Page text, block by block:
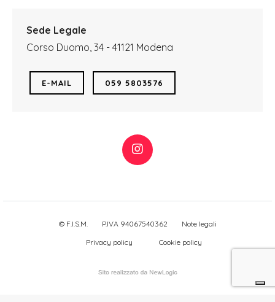
Sede Legale
Corso Duomo, 34 - 41121 Modena
E-MAIL 059 5803576
© F.I.S.M. P.IVA 94067540362
Note legali
Privacy policy
Cookie policy